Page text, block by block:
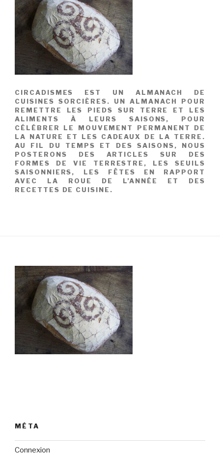
CIRCADISMES EST UN ALMANACH DE
CUISINES SORCIÈRES. UN ALMANACH POUR
REMETTRE LES PIEDS SUR TERRE ET LES
ALIMENTS À LEURS SAISONS, POUR
CÉLÉBRER LE MOUVEMENT PERMANENT DE
LA NATURE ET LES CADEAUX DE LA TERRE.
AU FIL DU TEMPS ET DES SAISONS, NOUS
POSTERONS DES ARTICLES SUR DES
FORMES DE VIE TERRESTRE, LES SEUILS
SAISONNIERS, LES FÊTES EN RAPPORT
AVEC LA ROUE DE L’ANNÉE ET DES
RECETTES DE CUISINE.
MÉTA
Connexion